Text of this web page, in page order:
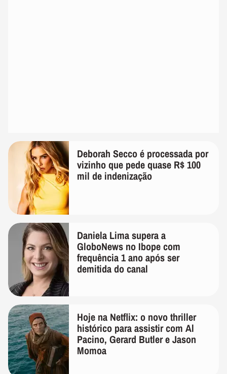
Deborah Secco é processada por
vizinho que pede quase R$ 100
mil de indenização
Daniela Lima supera a
GloboNews no Ibope com
frequência 1 ano após ser
demitida do canal
Hoje na Netflix: o novo thriller
histórico para assistir com Al
Pacino, Gerard Butler e Jason
Momoa